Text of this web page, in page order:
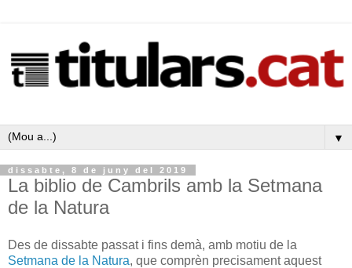
▼
dissabte, 8 de juny del 2019
La biblio de Cambrils amb la Setmana
de la Natura
Des de dissabte passat i fins demà, amb motiu de la
Setmana de la Natura, que comprèn precisament aquest